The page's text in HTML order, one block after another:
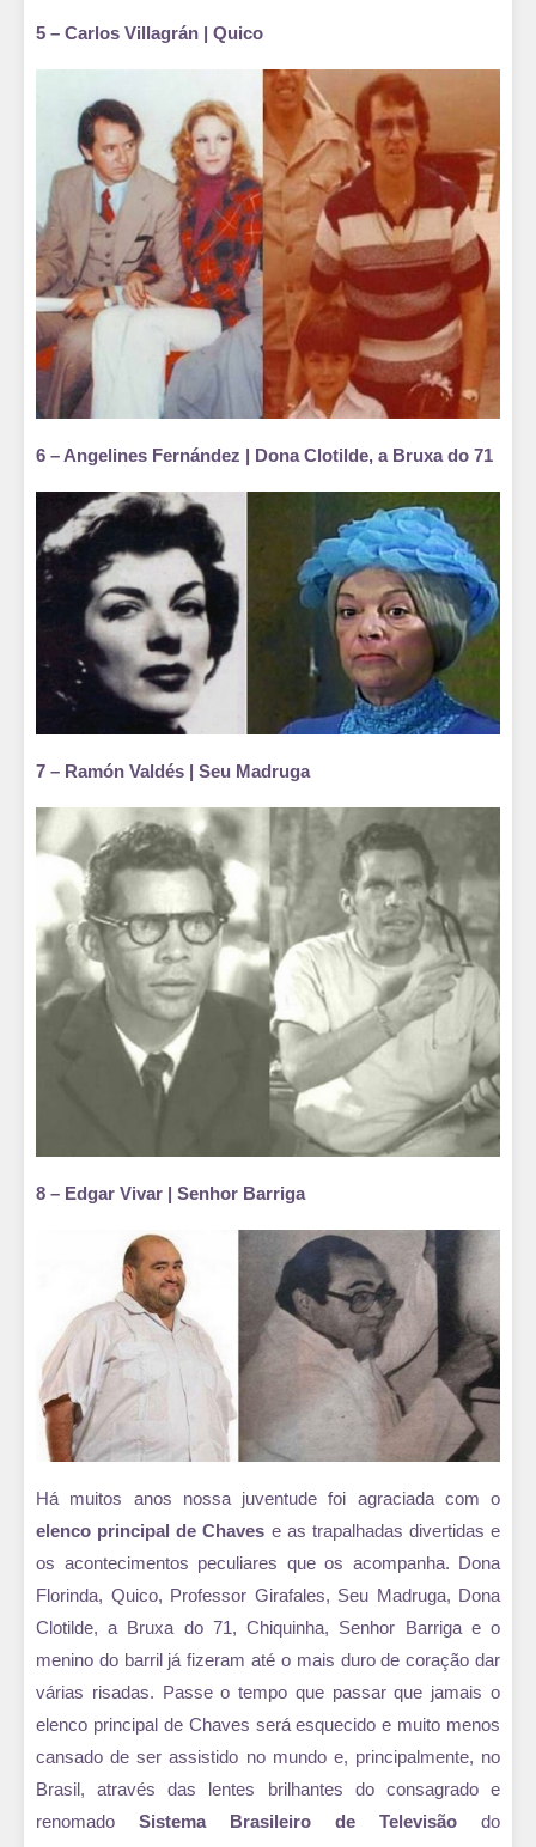
5 – Carlos Villagrán | Quico
6 – Angelines Fernández | Dona Clotilde, a Bruxa do 71
7 – Ramón Valdés | Seu Madruga
8 – Edgar Vivar | Senhor Barriga
Há muitos anos nossa juventude foi agraciada com o
elenco principal de Chaves e as trapalhadas divertidas e
os acontecimentos peculiares que os acompanha. Dona
Florinda, Quico, Professor Girafales, Seu Madruga, Dona
Clotilde, a Bruxa do 71, Chiquinha, Senhor Barriga e o
menino do barril já fizeram até o mais duro de coração dar
várias risadas. Passe o tempo que passar que jamais o
elenco principal de Chaves será esquecido e muito menos
cansado de ser assistido no mundo e, principalmente, no
Brasil, através das lentes brilhantes do consagrado e
renomado Sistema Brasileiro de Televisão do